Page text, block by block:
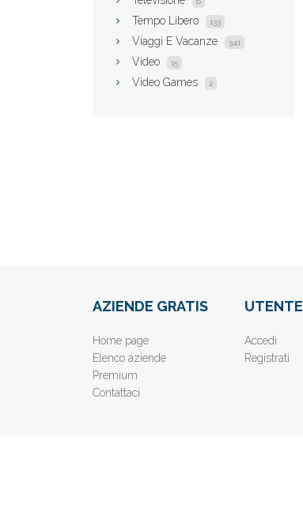
Tempo Libero 133
Viaggi E Vacanze 341
Video 15
Video Games 2
AZIENDE GRATIS
Home page
Elenco aziende
Premium
Contattaci
UTENTE
Accedi
Registrati